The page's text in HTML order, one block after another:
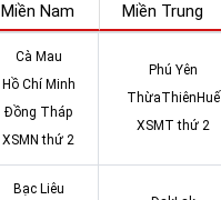
Miền Nam Miền Trung
Cà Mau
Hồ Chí Minh
Đồng Tháp
XSMN thứ 2
Phú Yên
ThừaThiênHuế
XSMT thứ 2
Bạc Liêu